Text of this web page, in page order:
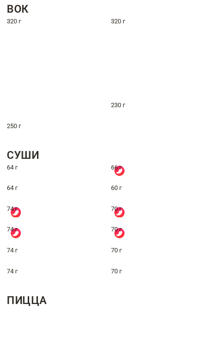
ВОК
320 г 320 г
230 г
250 г
СУШИ
64 г 66 г
64 г 60 г
74 г 70 г
74 г 70 г
74 г 70 г
74 г 70 г
ПИЦЦА